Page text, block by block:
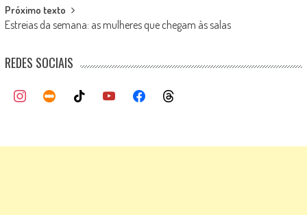
Próximo texto
Estreias da semana: as mulheres que chegam às salas
REDES SOCIAIS